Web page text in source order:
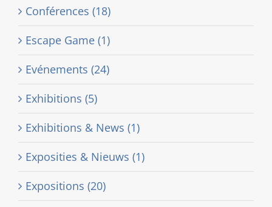
Conférences (18)
Escape Game (1)
Evénements (24)
Exhibitions (5)
Exhibitions & News (1)
Exposities & Nieuws (1)
Expositions (20)